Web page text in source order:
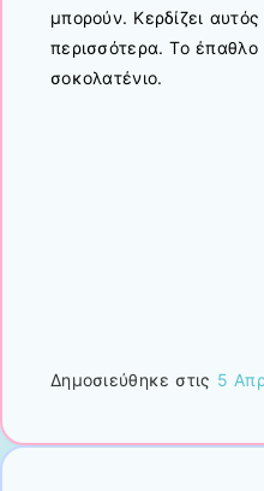
μπορούν. Κερδίζει
περισσότερα. Το έπαθλο
σοκολατένιο.
Δημοσιεύθηκε στις 5